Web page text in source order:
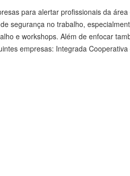
para alertar profissionais da área
segurança no trabalho,
e workshops. Além de enfocar
empresas: Integrada